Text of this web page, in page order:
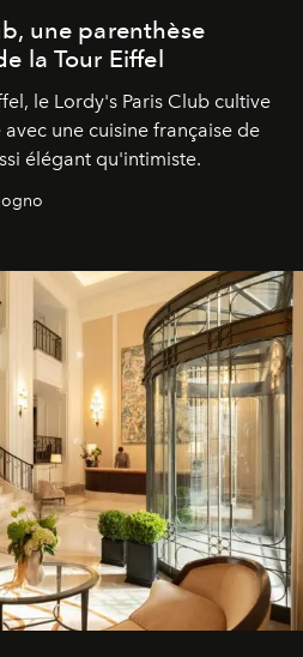
une parenthèse
la Tour Eiffel
le Lordy's Paris Club cultive
une cuisine française de
élégant qu'intimiste.